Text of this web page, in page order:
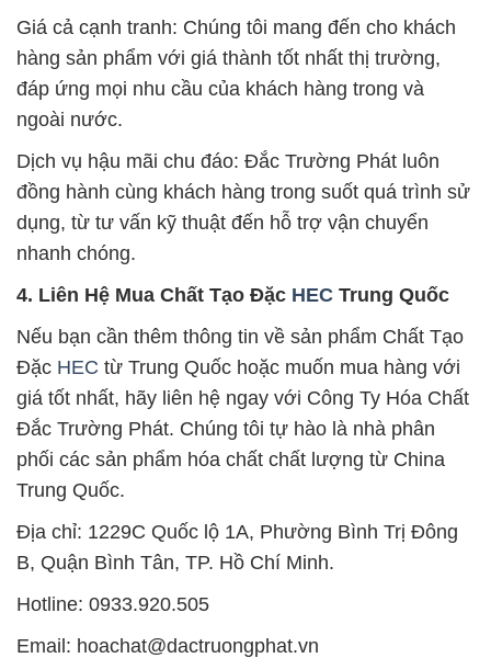
Giá cả cạnh tranh: Chúng tôi mang đến cho khách
hàng sản phẩm với giá thành tốt nhất thị trường,
đáp ứng mọi nhu cầu của khách hàng trong và
ngoài nước.
Dịch vụ hậu mãi chu đáo: Đắc Trường Phát luôn
đồng hành cùng khách hàng trong suốt quá trình sử
dụng, từ tư vấn kỹ thuật đến hỗ trợ vận chuyển
nhanh chóng.
4. Liên Hệ Mua Chất Tạo Đặc HEC Trung Quốc
Nếu bạn cần thêm thông tin về sản phẩm Chất Tạo
Đặc HEC từ Trung Quốc hoặc muốn mua hàng với
giá tốt nhất, hãy liên hệ ngay với Công Ty Hóa Chất
Đắc Trường Phát. Chúng tôi tự hào là nhà phân
phối các sản phẩm hóa chất chất lượng từ China
Trung Quốc.
Địa chỉ: 1229C Quốc lộ 1A, Phường Bình Trị Đông
B, Quận Bình Tân, TP. Hồ Chí Minh.
Hotline: 0933.920.505
Email: hoachat@dactruongphat.vn